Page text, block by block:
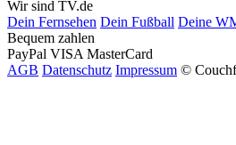
Wir sind TV.de
Dein Fernsehen Dein Fußball Deine
Bequem zahlen
PayPal VISA MasterCard
AGB Datenschutz Impressum ©